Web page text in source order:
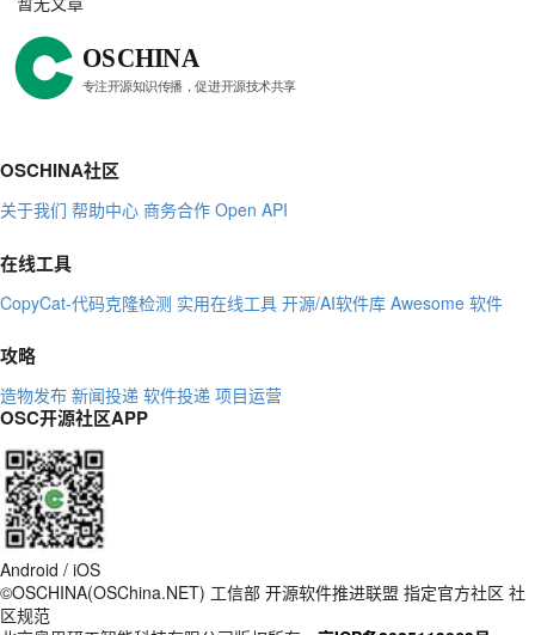
OSCHINA社区
关于我们 帮助中心 商务合作 Open API
在线工具
CopyCat-代码克隆检测 实用在线工具 开源/AI软件库 Awesome 软件
攻略
造物发布 新闻投递 软件投递 项目运营
OSC开源社区APP
Android / iOS
©OSCHINA(OSChina.NET) 工信部 开源软件推进联盟 指定官方社区 社
区规范